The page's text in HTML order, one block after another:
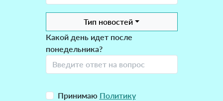
Тип новостей
Какой день идет после
понедельника?
Принимаю Политику